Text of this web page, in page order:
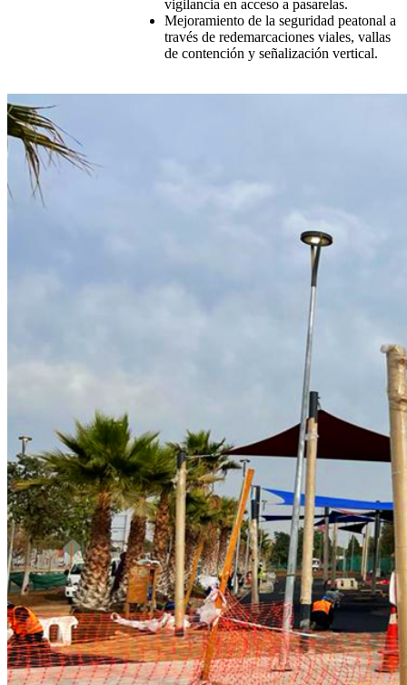
vigilancia en acceso a pasarelas.
Mejoramiento de la seguridad peatonal a
través de redemarcaciones viales, vallas
de contención y señalización vertical.